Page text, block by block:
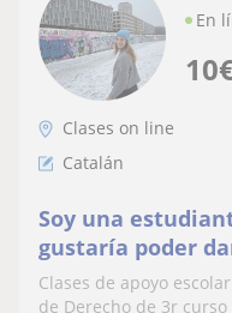
10
En
Clases on line
Catalán
Soy una
gustaría poder
tiempo libre. Me
responsable
Clases de apoyo
de Derecho de 3r